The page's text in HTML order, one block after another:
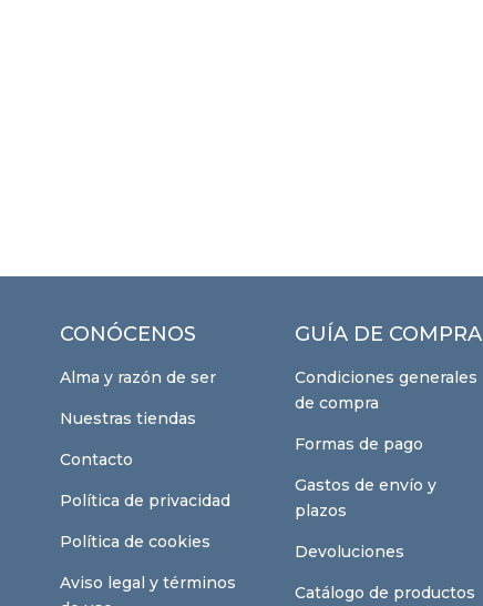
CONÓCENOS
Alma y razón de ser
Nuestras tiendas
Contacto
Política de privacidad
Política de cookies
Aviso legal y términos
GUÍA DE COMPRA
Condiciones generales
de compra
Formas de pago
Gastos de envío y
plazos
Devoluciones
Catálogo de productos